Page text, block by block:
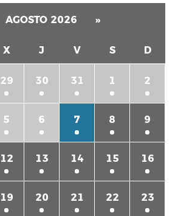
AGOSTO 2026 »
X J V S D
29 30 31 1 2
5 6 7 8 9
12 13 14 15 16
19 20 21 22 23